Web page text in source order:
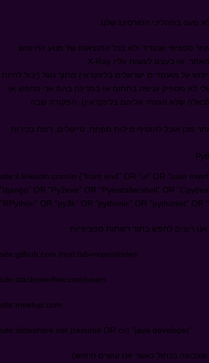
בתהליכי הסורסינג שלנו.
ספציפי שנגדיר ולא בכל התוצאות של מנוע החיפוש.
או בעצם לעשות עליו X-Ray
על מועמדים ישראלים בלינקדאין מתוך גוגל (יכול להיות
לא מספיק עניפה בתחום או במדינה בהם אני מחפש או
שלא הגעתי אליהם בלינקדאין). הפקודה שבה
מכן אוכל להוסיף מילות מפתח, טייטלים, רמת בכירות
:
site:il.linkedin.com/in ("front end" OR "ui" OR "user
"django" OR "Py2exe" OR "Pyinstallershell" OR
"RPython" OR "py3k" OR "pythonic" OR "pythonist" OR
רוצים לחפש בתוך רשתות ספציפיות:
site:github.com inurl:tab=repositories
site:stackoverflow.com/users
site:meetup.com
site:slideshare.net (resume OR cv) "java developer"
בכחול כאשר אנו עושים חיפוש).